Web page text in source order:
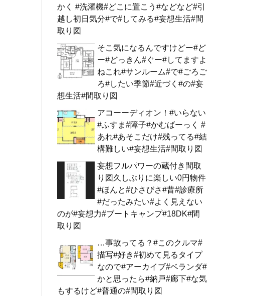
かく #洗濯機#どこに置こう#などなど#引
越し初日気分#で#してみる#妄想生活#間
取り図
そこ気になるんですけどー#ど
ー#どっきん#ぐー#してますよ
ねこれ#サンルーム#で#ごろご
ろ#したい季節#近づく#の#妄
想生活#間取り図
アコーーディオン！#いらない
#ふすま#障子#かむばーっく #
あれ#あそこだけ#残ってる#結
構難しい#妄想生活#間取り図
妄想フルパワーの蔵付き間取
り図久しぶりに楽しい0円物件
#ほんと#ひさびさ#昔#診療所
#だったみたい#よく見えない
のが#妄想力#ブートキャンプ#18DK#間
取り図
…事故ってる？#このクルマ#
描写#好き#初めて見るタイプ
なので#アーカイブ#ベランダ#
かと思ったら#納戸#廊下#な気
もするけど#普通の#間取り図